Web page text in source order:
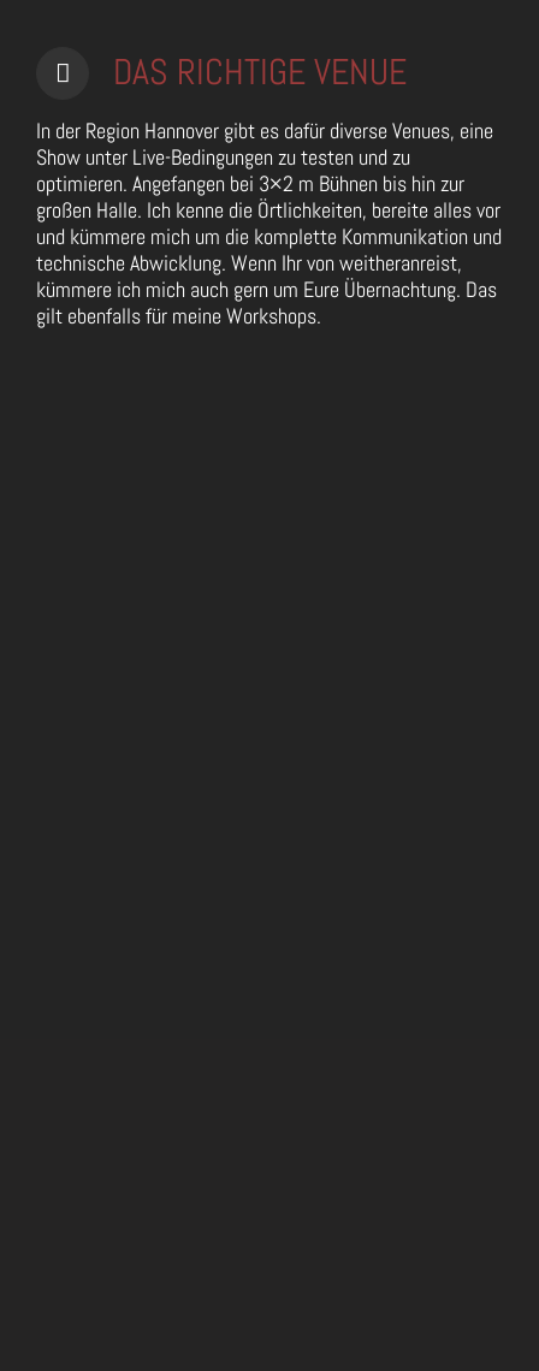
DAS RICHTIGE VENUE
In der Region Hannover gibt es dafür diverse Venues, eine
Show unter Live-Bedingungen zu testen und zu
optimieren. Angefangen bei 3×2 m Bühnen bis hin zur
großen Halle. Ich kenne die Örtlichkeiten, bereite alles vor
und kümmere mich um die komplette Kommunikation und
technische Abwicklung. Wenn Ihr von weitheranreist,
kümmere ich mich auch gern um Eure Übernachtung. Das
gilt ebenfalls für meine Workshops.